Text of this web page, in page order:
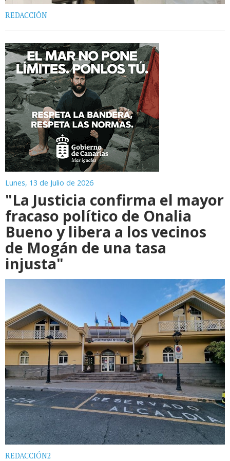
REDACCIÓN
Lunes, 13 de Julio de 2026
"La Justicia confirma el mayor
fracaso político de Onalia
Bueno y libera a los vecinos
de Mogán de una tasa
injusta"
REDACCIÓN2